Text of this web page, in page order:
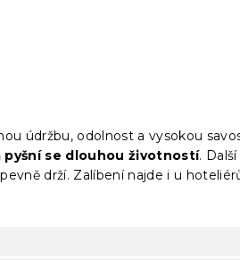
údržbu, odolnost a vysokou
se dlouhou životností. Další
drží. Zalíbení najde i u